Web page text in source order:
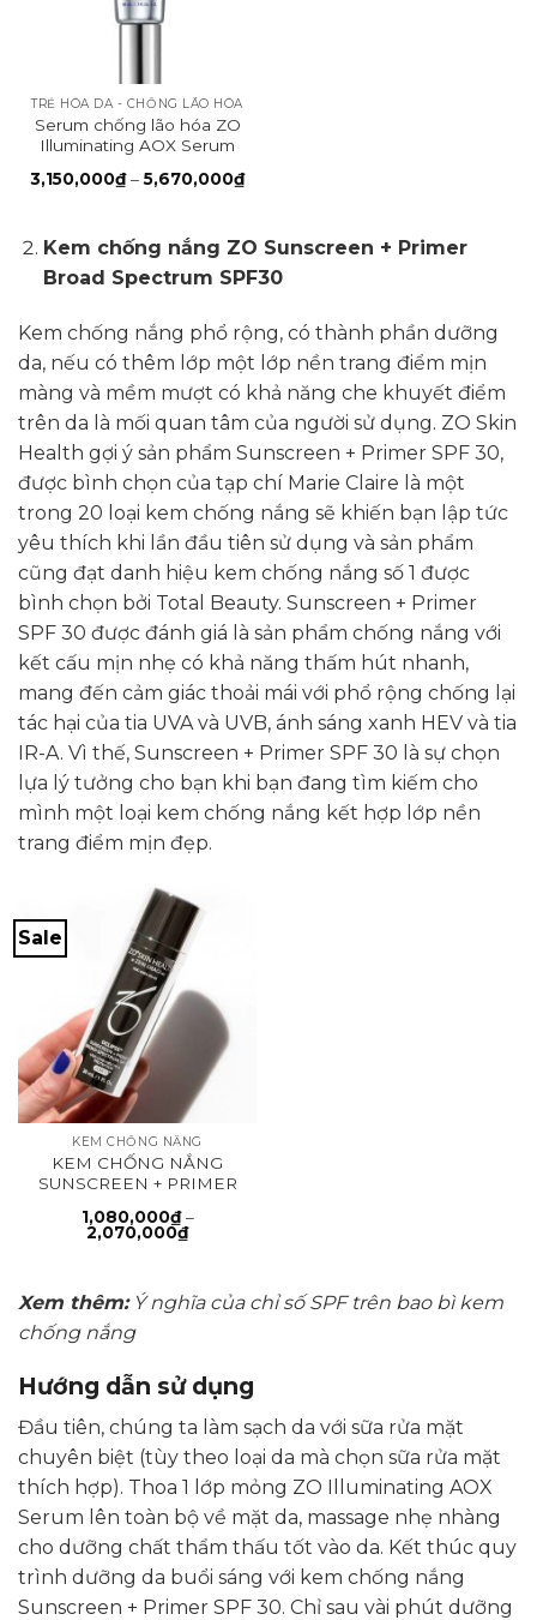
TRẺ HÓA DA - CHỐNG LÃO HÓA
Serum chống lão hóa ZO
Illuminating AOX Serum
3,150,000₫ – 5,670,000₫Khoảng
giá:
đến
5,670,000₫
Kem chống nắng ZO Sunscreen + Primer
Broad Spectrum SPF30
Kem chống nắng phổ rộng, có thành phần dưỡng
da, nếu có thêm lớp một lớp nền trang điểm mịn
màng và mềm mượt có khả năng che khuyết điểm
trên da là mối quan tâm của người sử dụng. ZO Skin
Health gợi ý sản phẩm Sunscreen + Primer SPF 30,
được bình chọn của tạp chí Marie Claire là một
trong 20 loại kem chống nắng sẽ khiến bạn lập tức
yêu thích khi lần đầu tiên sử dụng và sản phẩm
cũng đạt danh hiệu kem chống nắng số 1 được
bình chọn bởi Total Beauty. ​​Sunscreen + Primer
SPF 30 được đánh giá là sản phẩm chống nắng với
kết cấu mịn nhẹ có khả năng thấm hút nhanh,
mang đến cảm giác thoải mái với phổ rộng chống lại
tác hại của tia UVA và UVB, ánh sáng xanh HEV và tia
IR-A. Vì thế, Sunscreen + Primer SPF 30 là sự chọn
lựa lý tưởng cho bạn khi bạn đang tìm kiếm cho
mình một loại kem chống nắng kết hợp lớp nền
trang điểm mịn đẹp.
Sale
KEM CHỐNG NẮNG
KEM CHỐNG NẮNG
SUNSCREEN + PRIMER
1,080,000₫ –
2,070,000₫Khoảng
giá:
đến
2,070,000₫
Xem thêm:Ý nghĩa của chỉ số SPF trên bao bì kem
chống nắng
Hướng dẫn sử dụng
Đầu tiên, chúng ta làm sạch da với sữa rửa mặt
chuyên biệt (tùy theo loại da mà chọn sữa rửa mặt
thích hợp). Thoa 1 lớp mỏng ZO Illuminating AOX
Serum lên toàn bộ về mặt da, massage nhẹ nhàng
cho dưỡng chất thẩm thấu tốt vào da. Kết thúc quy
trình dưỡng da buổi sáng với kem chống nắng
Sunscreen + Primer SPF 30. Chỉ sau vài phút dưỡng